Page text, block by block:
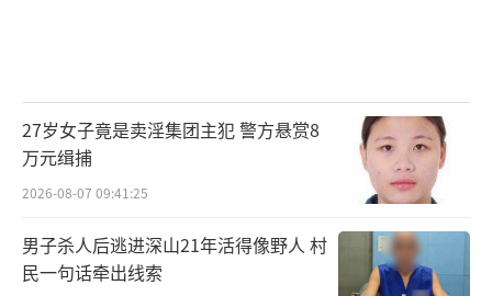
27岁女子竟是卖淫集团主犯 警方悬赏8
万元缉捕
2026-08-07 09:41:25
男子杀人后逃进深山21年活得像野人 村
民一句话牵出线索